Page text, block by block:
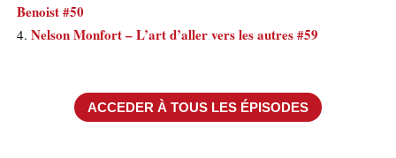
Benoist #50
Nelson Monfort – L’art d’aller vers les autres #59
ACCEDER À TOUS LES ÉPISODES